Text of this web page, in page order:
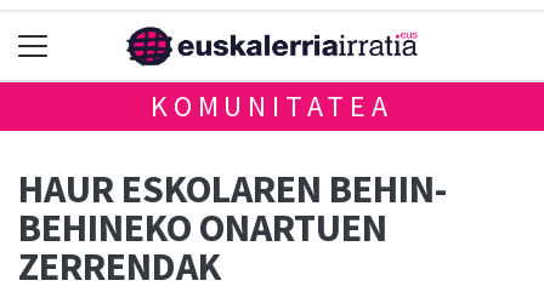
KOMUNITATEA
HAUR ESKOLAREN BEHIN-
BEHINEKO ONARTUEN
ZERRENDAK